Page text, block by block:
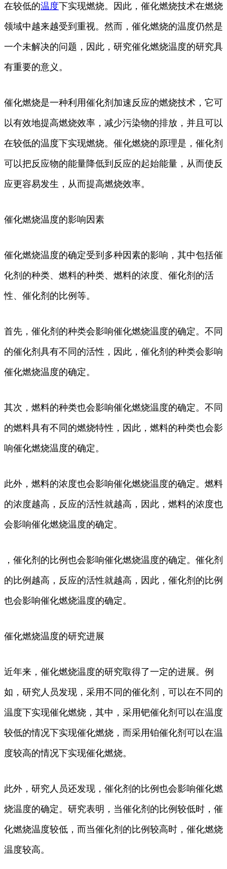
在较低的温度下实现燃烧。因此，催化燃烧技术在燃烧
领域中越来越受到重视。然而，催化燃烧的温度仍然是
一个未解决的问题，因此，研究催化燃烧温度的研究具
有重要的意义。
催化燃烧是一种利用催化剂加速反应的燃烧技术，它可
以有效地提高燃烧效率，减少污染物的排放，并且可以
在较低的温度下实现燃烧。催化燃烧的原理是，催化剂
可以把反应物的能量降低到反应的起始能量，从而使反
应更容易发生，从而提高燃烧效率。
催化燃烧温度的影响因素
催化燃烧温度的确定受到多种因素的影响，其中包括催
化剂的种类、燃料的种类、燃料的浓度、催化剂的活
性、催化剂的比例等。
首先，催化剂的种类会影响催化燃烧温度的确定。不同
的催化剂具有不同的活性，因此，催化剂的种类会影响
催化燃烧温度的确定。
其次，燃料的种类也会影响催化燃烧温度的确定。不同
的燃料具有不同的燃烧特性，因此，燃料的种类也会影
响催化燃烧温度的确定。
此外，燃料的浓度也会影响催化燃烧温度的确定。燃料
的浓度越高，反应的活性就越高，因此，燃料的浓度也
会影响催化燃烧温度的确定。
，催化剂的比例也会影响催化燃烧温度的确定。催化剂
的比例越高，反应的活性就越高，因此，催化剂的比例
也会影响催化燃烧温度的确定。
催化燃烧温度的研究进展
近年来，催化燃烧温度的研究取得了一定的进展。例
如，研究人员发现，采用不同的催化剂，可以在不同的
温度下实现催化燃烧，其中，采用钯催化剂可以在温度
较低的情况下实现催化燃烧，而采用铂催化剂可以在温
度较高的情况下实现催化燃烧。
此外，研究人员还发现，催化剂的比例也会影响催化燃
烧温度的确定。研究表明，当催化剂的比例较低时，催
化燃烧温度较低，而当催化剂的比例较高时，催化燃烧
温度较高。